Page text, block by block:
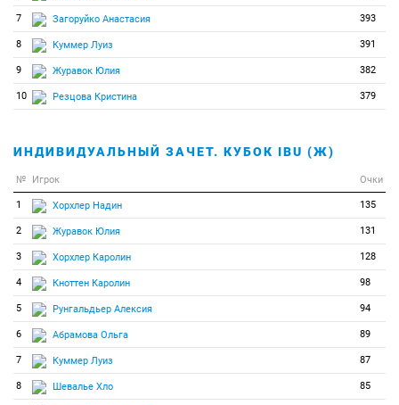
7 Загоруйко Анастасия 393
8 Куммер Луиз 391
9 Журавок Юлия 382
10 Резцова Кристина 379
ИНДИВИДУАЛЬНЫЙ ЗАЧЕТ. КУБОК IBU (Ж)
№ Игрок Очки
1 Хорхлер Надин 135
2 Журавок Юлия 131
3 Хорхлер Каролин 128
4 Кноттен Каролин 98
5 Рунгальдьер Алексия 94
6 Абрамова Ольга 89
7 Куммер Луиз 87
8 Шевалье Хло 85